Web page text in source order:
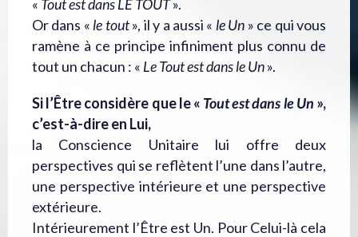
« Tout est dans LE TOUT».
Or dans « le tout», il y a aussi « le Un » ce qui vous
ramène à ce principe infiniment plus connu de
tout un chacun : « Le Tout est dans le Un».
Si l’Être considère que le « Tout est dans le Un »,
c’est-à-dire en Lui,
la Conscience Unitaire lui offre deux
perspectives qui se reflètent l’une dans l’autre,
une perspective intérieure et une perspective
extérieure.
Intérieurement l’Être est Un. Pour Celui-là cela